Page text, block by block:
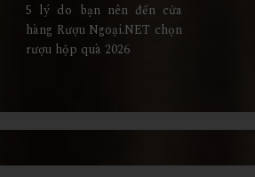
5 lý do bạn nên đến cửa
hàng Rượu Ngoại.NET chọn
rượu hộp quà 2026